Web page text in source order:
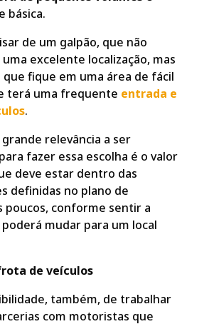
básica.
de um galpão, que não
excelente localização, mas
fique em uma área de fácil
terá uma frequente entrada e
.
relevância a ser
fazer essa escolha é o valor
deve estar dentro das
definidas no plano de
poucos, conforme sentir a
mudar para um local
de veículos
também, de trabalhar
com motoristas que